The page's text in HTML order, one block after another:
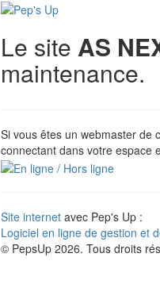
Le site AS
maintenance.
Si vous êtes un webmaster de
connectant dans votre espace
Site internet avec Pep's Up :
Logiciel en ligne de gestion et
© PepsUp 2026. Tous droits